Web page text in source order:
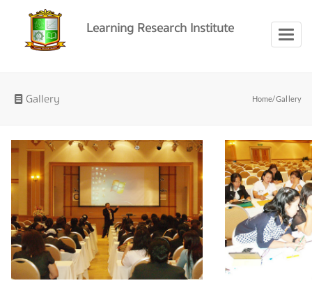
Learning Research Institute
Gallery Home/Gallery